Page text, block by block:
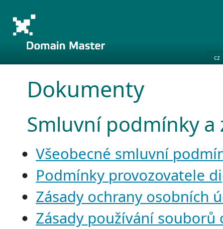
cz
Dokumenty
Smluvní podmínky a
Všeobecné smluvní
Podmínky provozovatele
Zásady ochrany osobních
Zásady používání souborů